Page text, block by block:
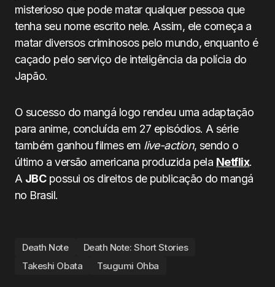
misterioso que pode matar qualquer pessoa que
tenha seu nome escrito nele. Assim, ele começa a
matar diversos criminosos pelo mundo, enquanto é
caçado pelo serviço de inteligência da polícia do
Japão.
O sucesso do mangá logo rendeu uma adaptação
para anime, concluída em 27 episódios. A série
também ganhou filmes em live-action, sendo o
último a versão americana produzida pela Netflix.
A JBCpossui os direitos de publicação do mangá
no Brasil.
Death Note
Death Note: Short Stories
Takeshi Obata
Tsugumi Ohba